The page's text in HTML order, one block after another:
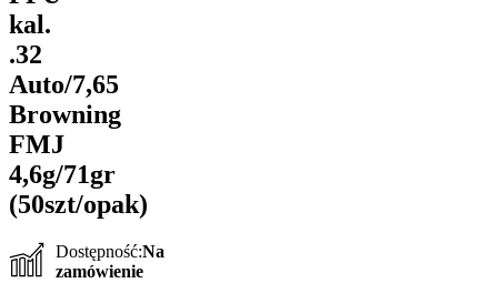
kal.
.32
Auto/7,65
Browning
FMJ
4,6g/71gr
(50szt/opak)
Dostępność:Na
zamówienie